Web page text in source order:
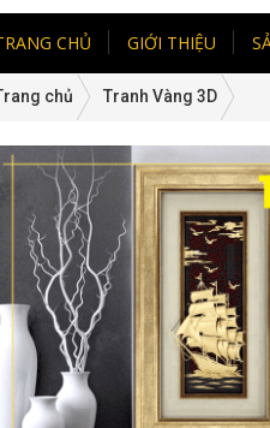
CHỦ GIỚI THIỆU
chủ Tranh Vàng 3D